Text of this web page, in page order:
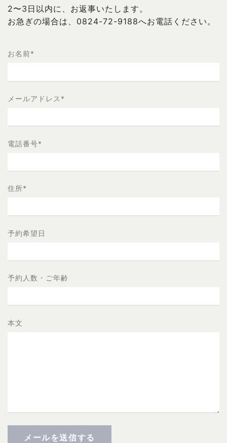
2〜3日以内に、お返事いたします。
お急ぎの場合は、0824-72-9188へお電話ください。
お名前*
メールアドレス *
電話番号*
住所*
予約希望日
予約人数・ご年齢
本文
メールを送信する